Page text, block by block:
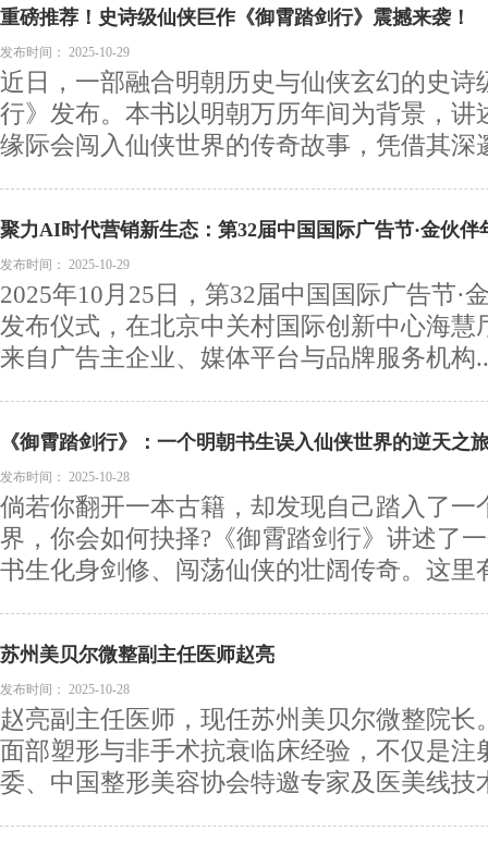
重磅推荐！史诗级仙侠巨作《御霄踏剑行》震撼来袭！
发布时间： 2025-10-29
近日，一部融合明朝历史与仙侠玄幻的史诗
行》发布。本书以明朝万历年间为背景，讲
缘际会闯入仙侠世界的传奇故事，凭借其深
聚力AI时代营销新生态：第32届中国国际广告节·金伙
功举办
发布时间： 2025-10-29
2025年10月25日，第32届中国国际广告节·
发布仪式，在北京中关村国际创新中心海慧
来自广告主企业、媒体平台与品牌服务机构
《御霄踏剑行》：一个明朝书生误入仙侠世界的逆天之
发布时间： 2025-10-28
倘若你翻开一本古籍，却发现自己踏入了一
界，你会如何抉择?《御霄踏剑行》讲述了
书生化身剑修、闯荡仙侠的壮阔传奇。这里
苏州美贝尔微整副主任医师赵亮
发布时间： 2025-10-28
赵亮副主任医师，现任苏州美贝尔微整院长
面部塑形与非手术抗衰临床经验，不仅是注
委、中国整形美容协会特邀专家及医美线技